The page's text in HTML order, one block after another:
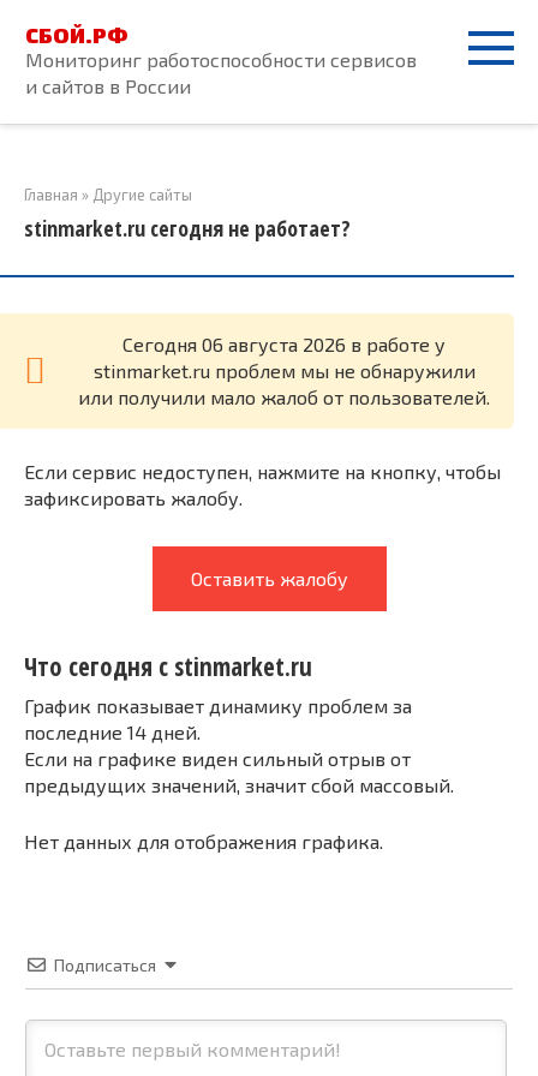
контенту
СБОЙ.РФ
Мониторинг работоспособности сервисов
и сайтов в России
Главная » Другие сайты
stinmarket.ru сегодня не работает?
Cегодня 06 августа 2026 в работе у
stinmarket.ru проблем мы не обнаружили
или получили мало жалоб от пользователей.
Если сервис недоступен, нажмите на кнопку, чтобы
зафиксировать жалобу.
Оставить жалобу
Что сегодня с stinmarket.ru
График показывает динамику проблем за
последние 14 дней.
Если на графике виден сильный отрыв от
предыдущих значений, значит сбой массовый.
Нет данных для отображения графика.
Подписаться